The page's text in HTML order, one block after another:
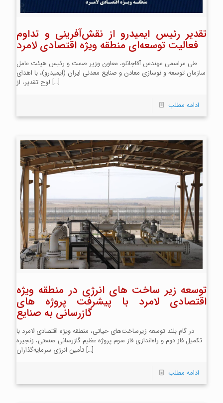
تقدیر رئیس ایمیدرو از نقش‌آفرینی و تداوم
فعالیت توسعه‌ای منطقه ویژه اقتصادی لامرد
طی مراسمی مهندس آقاجانلو، معاون وزیر صمت و رئیس هیئت عامل
سازمان توسعه و نوسازی معادن و صنایع معدنی ایران (ایمیدرو)، با اهدای
لوح تقدیر، از […]
ادامه مطلب
توسعه زیر ساخت های انرژی در منطقه ویژه
اقتصادی لامرد با پیشرفت پروژه های
گازرسانی به صنایع
در گام بلند توسعه زیرساخت‌های حیاتی، منطقه ویژه اقتصادی لامرد با
تکمیل فاز دوم و راه‌اندازی فاز سوم پروژه عظیم گازرسانی صنعتی، زنجیره
تأمین انرژی سرمایه‌گذاران […]
ادامه مطلب